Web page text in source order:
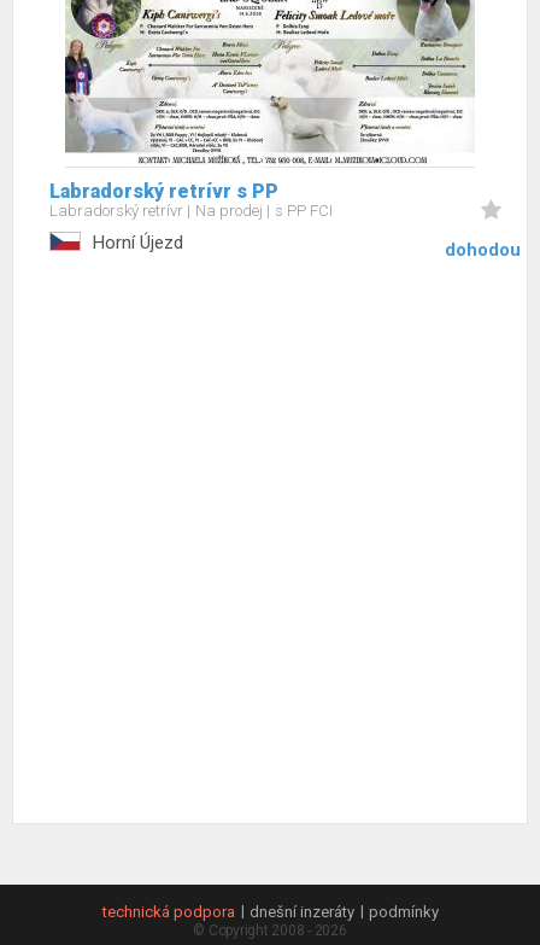
Labradorský retrívr s PP
Labradorský retrívr Na prodej s PP FCI
Horní Újezd dohodou
technická podpora dnešní inzeráty podmínky
© Copyright 2008 - 2026